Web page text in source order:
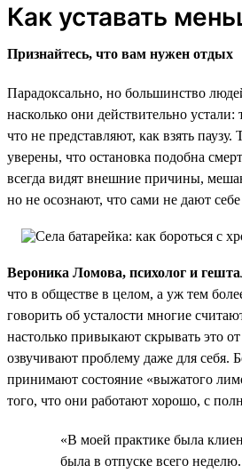
Как уставать
Признайтесь, что вам нужен отдых
Парадоксально, но большинство
насколько они действительно
что не представляют, как взять паузу.
уверены, что остановка подобна
всегда видят внешние причины,
но не осознают, что сами не дают
Вероника Ломова, психолог и
что в обществе в целом, а уж тем
говорить об усталости многие
настолько привыкают скрывать это
озвучивают проблему даже для себя.
принимают состояние «выжатого
того, что они работают хорошо, с
«В моей практике была
была в отпуске всего